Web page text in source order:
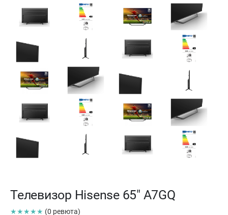
Телевизор Hisense 65" A7GQ
★★★★★ (0 ревюта)